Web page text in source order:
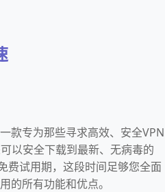
款专为那些寻求高效、安全VPN
以安全下载到最新、无病毒的
费试用期，这段时间足够您全面
的所有功能和优点。